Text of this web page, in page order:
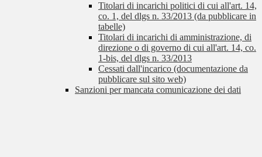
Titolari di incarichi politici di cui all'art. 14,
co. 1, del dlgs n. 33/2013 (da pubblicare in
tabelle)
Titolari di incarichi di amministrazione, di
direzione o di governo di cui all'art. 14, co.
1-bis, del dlgs n. 33/2013
Cessati dall'incarico (documentazione da
pubblicare sul sito web)
Sanzioni per mancata comunicazione dei dati